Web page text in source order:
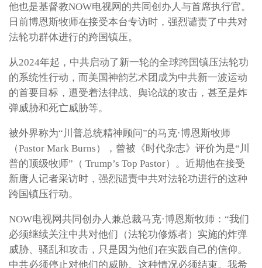
他也是基督教NOW电视网的共同创办人与首席执行官。
日前博恩斯牧师在接受本台专访时，强烈谴责了中共对
法轮功群体进行的跨国镇压。
从2024年起，中共启动了新一轮的全球跨国镇压法轮功
的系统性行动，而美国神韵艺术团成为中共新一波运动
的首要目标，遭受着法律战、舆论战的攻击，甚至是炸
弹威胁和死亡威胁等。
被外界称为“川普总统精神顾问”的马克·博恩斯牧师
（Pastor Mark Burns），曾被《时代杂志》评价为是“川
普的顶级牧师”（ Trump’s Top Pastor）。近期他在接受
新唐人记者采访时，强烈谴责中共对法轮功进行的这种
跨国镇压行动。
NOW电视网共同创办人兼总裁马克·博恩斯牧师：“我们
必须继续关注中共对他们（法轮功修炼者）实施的炸弹
威胁、骚乱和攻击，只是因为他们在实践自己的信仰。
中共必须停止对他们的威胁。这种情况必须结束。我希